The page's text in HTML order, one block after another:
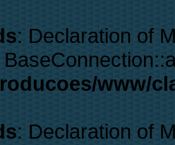
: Declaration of
www/
: Declaration of